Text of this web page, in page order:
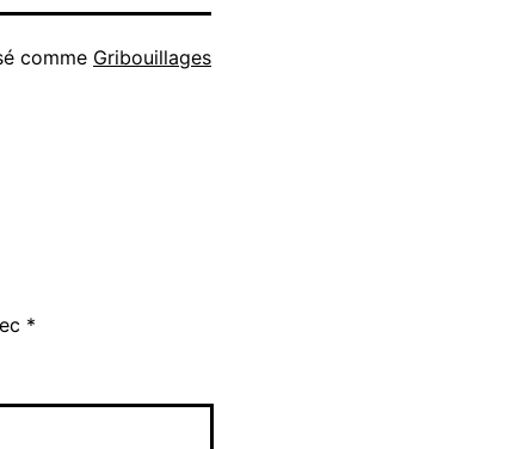
comme Gribouillages
*